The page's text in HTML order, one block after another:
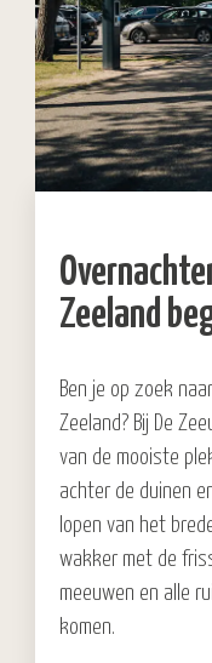
Zeeland
Ben je op zoek
Zeeland? Bij De
van de mooiste
achter de duinen
lopen van het
wakker met de
meeuwen en alle
komen.